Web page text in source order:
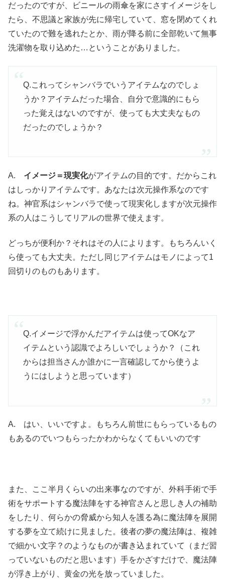
だったのですが、ビニールの雨傘を家にさすイメージをし
たら、不思議と家族が先に帰宅していて、窓を閉めてくれ
ていたので難を逃れたとか、雨が降る前に全部乾いて無事
洗濯物を取り込めた…ということがありました。
Q.これってシャンバラでいうアイテムなのでしょ
うか？アイテムだった場合、自分で意識的にもら
った覚えはないのですが、使っても大丈夫なもの
だったのでしょうか？
A. イメージ＝現実化がアイテムの目的です。だからこれ
はしっかりアイテムです。あなたは次元操作系なのです
ね。神官系はシャンバラで使って現実化しますが次元操作
系の人はこうしてリアルの世界で使えます。
どっちが便利か？それはその人によります。もちろんいく
ら使っても大丈夫。ただし同じアイテムはモノによって1
回切りのものもあります。
Q.イメージで浮かんだアイテムは使ってOKなア
イテムという認識でよろしいでしょうか？（これ
からは担当さんか誰かに一言確認してから使うよ
うにはしようと思っています）
A. はい、いいですよ。もちろん前世にもらっているもの
もあるのでいつもらったかわからなくてもいいのです
また、ここ半月くらいの出来事なのですが、外科手術で手
術をサポートする魔法陣をする神官さんと思しき人の補助
をしたり、何らかの脅威から知人を護る為に魔法陣を展開
する夢を立て続けに見ました。後者の夢の魔法陣は、複雑
で細かい文字？のようなものが書き込まれていて（まだ習
っていないものだと思います）手をかざすだけで、魔法陣
が浮き上がり、黄金の光を放っていました。